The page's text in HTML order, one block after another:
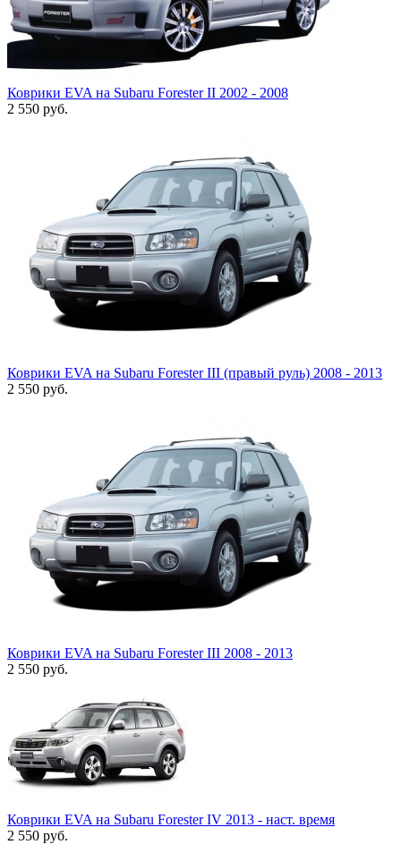
Коврики EVA на Subaru Forester II 2002 - 2008
2 550 руб.
Коврики EVA на Subaru Forester III (правый руль) 2008 - 2013
2 550 руб.
Коврики EVA на Subaru Forester III 2008 - 2013
2 550 руб.
Коврики EVA на Subaru Forester IV 2013 - наст. время
2 550 руб.